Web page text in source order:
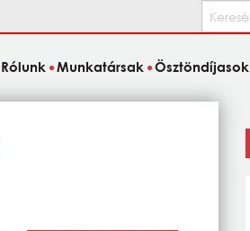
Keresés
Rólunk Munkatársak Ösztöndíjasok